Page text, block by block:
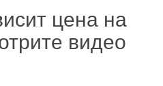
цена на
видео